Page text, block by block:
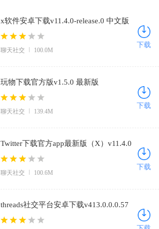
x软件安卓下载v11.4.0-release.0 中文版
聊天社交 100.0M
下载
玩物下载官方版v1.5.0 最新版
聊天社交 139.4M
下载
Twitter下载官方app最新版（X）v11.4.0
手机版
聊天社交 100.6M
下载
threads社交平台安卓下载v413.0.0.0.57
安卓版